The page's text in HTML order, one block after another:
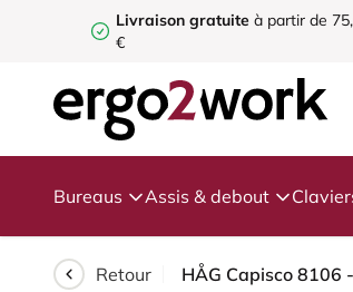
Livraison gratuite à partir de
€
Bureaus Assis & debout
Retour